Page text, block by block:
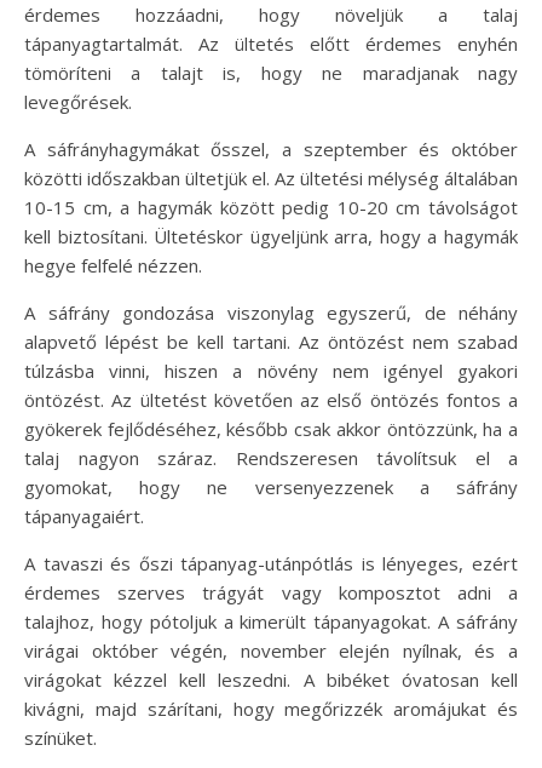
érdemes hozzáadni, hogy növeljük a talaj
tápanyagtartalmát. Az ültetés előtt érdemes enyhén
tömöríteni a talajt is, hogy ne maradjanak nagy
levegőrések.
A sáfrányhagymákat ősszel, a szeptember és október
közötti időszakban ültetjük el. Az ültetési mélység általában
10-15 cm, a hagymák között pedig 10-20 cm távolságot
kell biztosítani. Ültetéskor ügyeljünk arra, hogy a hagymák
hegye felfelé nézzen.
A sáfrány gondozása viszonylag egyszerű, de néhány
alapvető lépést be kell tartani. Az öntözést nem szabad
túlzásba vinni, hiszen a növény nem igényel gyakori
öntözést. Az ültetést követően az első öntözés fontos a
gyökerek fejlődéséhez, később csak akkor öntözzünk, ha a
talaj nagyon száraz. Rendszeresen távolítsuk el a
gyomokat, hogy ne versenyezzenek a sáfrány
tápanyagaiért.
A tavaszi és őszi tápanyag-utánpótlás is lényeges, ezért
érdemes szerves trágyát vagy komposztot adni a
talajhoz, hogy pótoljuk a kimerült tápanyagokat. A sáfrány
virágai október végén, november elején nyílnak, és a
virágokat kézzel kell leszedni. A bibéket óvatosan kell
kivágni, majd szárítani, hogy megőrizzék aromájukat és
színüket.